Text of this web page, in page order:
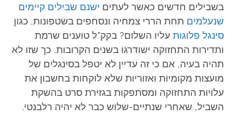
בשבילים חדשים כאשר לעתים ישנם שבילים קיימים
שנעלמים תחת הררי צמחיה ונסחפים בשטפונות, כגון
סינגל פלוגות עליו השלום? בקק"ל טוענים שרמת
ותדירות התחזוקה ישודרגו בשנים הקרובות, כך שזו לא
תהיה בעיה, אם כי זה עדיין לא יטפל בסינגלים של
מועצות מקומיות ואזוריות שלא לוקחות בחשבון את
עלויות התחזוקה ומסתפקות בגזירת סרט בהשקת
השביל, שאחרי שנתיים-שלוש כבר לא יהיה רלבנטי.